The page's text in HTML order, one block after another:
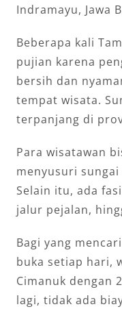
Indramayu, Jawa
Beberapa kali
pujian karena
bersih dan
tempat wisata.
terpanjang di
Para wisatawan
menyusuri
Selain itu, ada
jalur pejalan,
Bagi yang
buka setiap hari,
Cimanuk dengan
lagi, tidak ada